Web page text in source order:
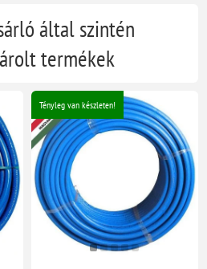
által szintén
termékek
Tényleg van készleten!